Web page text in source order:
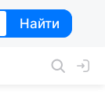
Найти
Найти